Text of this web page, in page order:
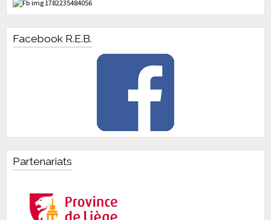
Facebook R.E.B.
Partenariats